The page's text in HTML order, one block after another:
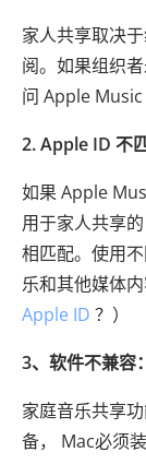
家人共享取决
阅。如果组织
问 Apple Music
2. Apple ID 不匹
如果 Apple
用于家人共享
相匹配。使用
乐和其他媒体
Apple ID ？）
3、软件不兼容：
家庭音乐共享
备， Mac必须